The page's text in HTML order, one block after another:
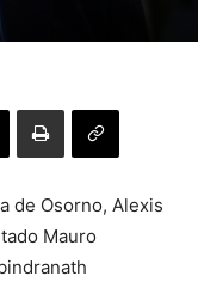
de Osorno, Alexis
Mauro